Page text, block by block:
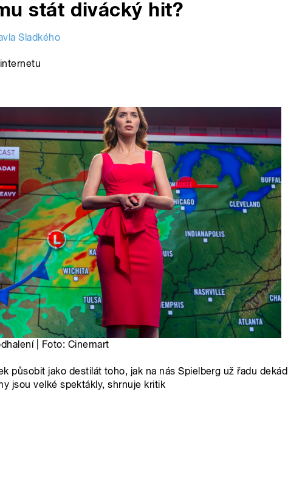
stát divácký hit?
Sladkého
| Foto: Cinemart
působit jako destilát toho, jak na nás Spielberg už řadu dekád
jsou velké spektákly, shrnuje kritik